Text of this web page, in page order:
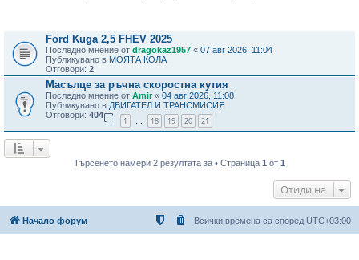
Ford Kuga 2,5 FHEV 2025
Последно мнение от dragokaz1957 « 07 авг 2026, 11:04
Публикувано в МОЯТА КОЛА
Отговори: 2
Масълце за ръчна скоростна кутия
Последно мнение от Amir « 04 авг 2026, 11:08
Публикувано в ДВИГАТЕЛ И ТРАНСМИСИЯ
Отговори: 404
1 … 18 19 20 21
Търсенето намери 2 резултата за • Страница 1 от 1
Отиди на
Начало форум Всички времена са според UTC+03:00